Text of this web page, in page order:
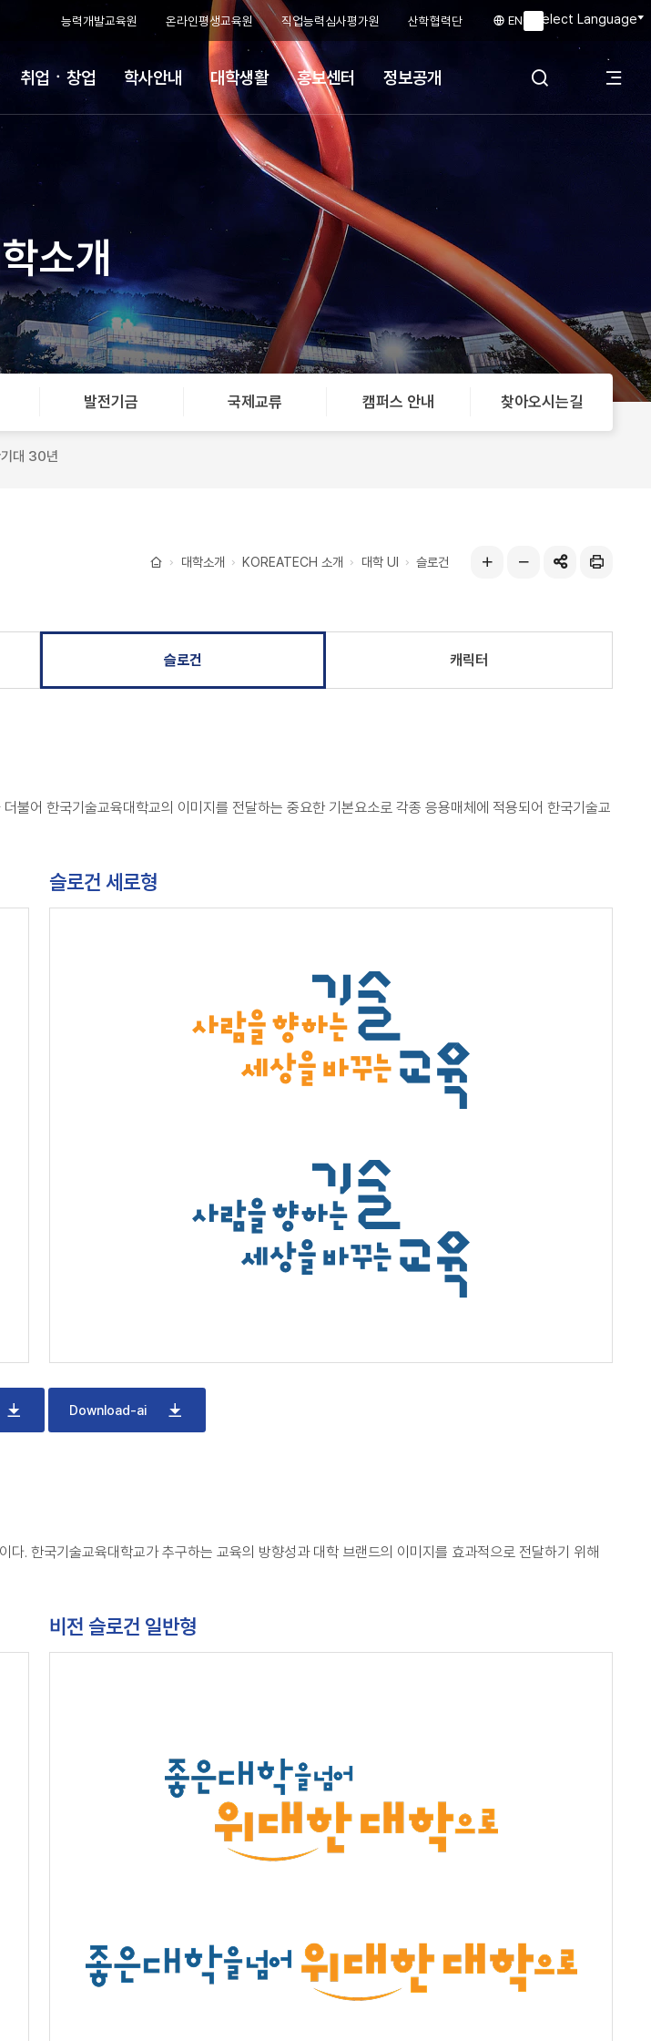
능력개발교육원 온라인평생교육원 직업능력심사평가원 산학협력단
Select Language
ENG
취업ㆍ창업 학사안내 대학생활 홍보센터 정보공개
뉴
소개
대학소개 KOREATECH 소개 대학 UI 슬로건
대 30년
발전기금 국제교류 캠퍼스 안내 찾아오시는길
크게 작게
슬로건 캐릭터
불어 한국기술교육대학교의 이미지를 전달하는 중요한 기본요소로 각종 응용매체에 적용되어 한국기술교
슬로건 세로형
Download-ai
. 한국기술교육대학교가 추구하는 교육의 방향성과 대학 브랜드의 이미지를 효과적으로 전달하기 위해
비전 슬로건 일반형